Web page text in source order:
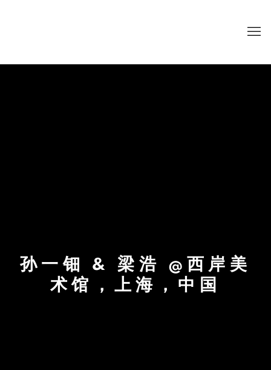
孙一钿 & 梁浩 @西岸美
术馆，上海，中国